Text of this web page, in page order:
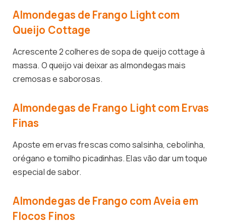
Almondegas de Frango Light com
Queijo Cottage
Acrescente 2 colheres de sopa de queijo cottage à
massa. O queijo vai deixar as almondegas mais
cremosas e saborosas.
Almondegas de Frango Light com Ervas
Finas
Aposte em ervas frescas como salsinha, cebolinha,
orégano e tomilho picadinhas. Elas vão dar um toque
especial de sabor.
Almondegas de Frango com Aveia em
Flocos Finos